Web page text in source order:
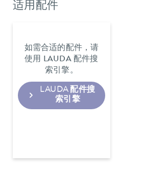
适用配件
如需合适的配件，请
使用 LAUDA 配件搜
索引擎。
LAUDA 配件搜
索引擎